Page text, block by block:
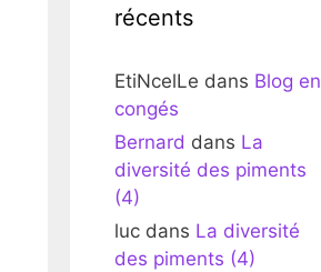
récents
EtiNcelLe dans Blog en
congés
Bernard dans La
diversité des piments
(4)
luc dans La diversité
des piments (4)